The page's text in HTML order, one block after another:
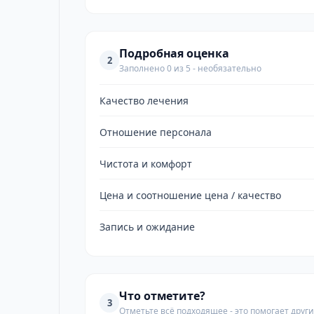
2 Подробная оценка
Заполнено 0 из 5 - необязательно
Качество лечения
Отношение персонала
Чистота и комфорт
Цена и соотношение цена / качество
Запись и ожидание
3 Что отметите?
Отметьте всё подходящее - это помогает